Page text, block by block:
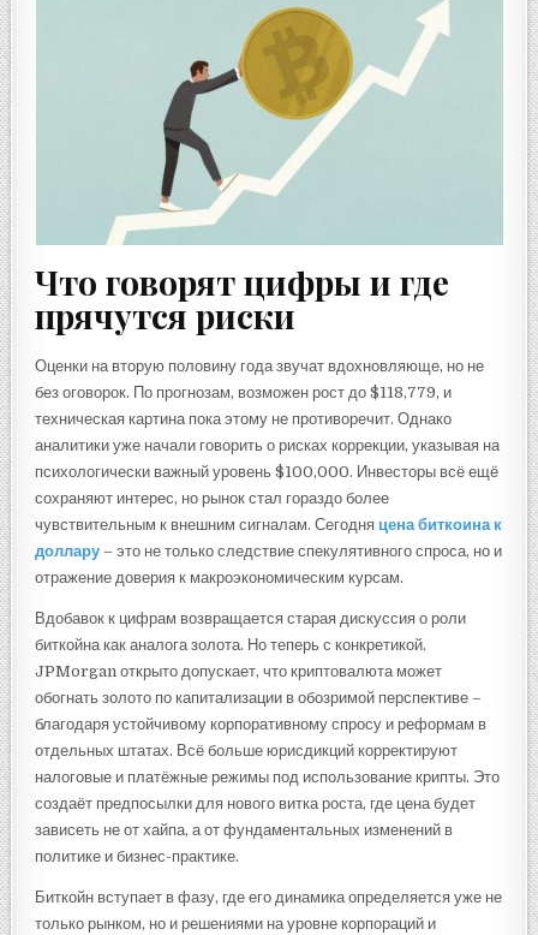
Что говорят цифры и где
прячутся риски
Оценки на вторую половину года звучат вдохновляюще, но не
без оговорок. По прогнозам, возможен рост до $118,779, и
техническая картина пока этому не противоречит. Однако
аналитики уже начали говорить о рисках коррекции, указывая на
психологически важный уровень $100,000. Инвесторы всё ещё
сохраняют интерес, но рынок стал гораздо более
чувствительным к внешним сигналам. Сегодня цена биткоина к
доллару – это не только следствие спекулятивного спроса, но и
отражение доверия к макроэкономическим курсам.
Вдобавок к цифрам возвращается старая дискуссия о роли
биткойна как аналога золота. Но теперь с конкретикой.
JPMorgan открыто допускает, что криптовалюта может
обогнать золото по капитализации в обозримой перспективе –
благодаря устойчивому корпоративному спросу и реформам в
отдельных штатах. Всё больше юрисдикций корректируют
налоговые и платёжные режимы под использование крипты. Это
создаёт предпосылки для нового витка роста, где цена будет
зависеть не от хайпа, а от фундаментальных изменений в
политике и бизнес-практике.
Биткойн вступает в фазу, где его динамика определяется уже не
только рынком, но и решениями на уровне корпораций и